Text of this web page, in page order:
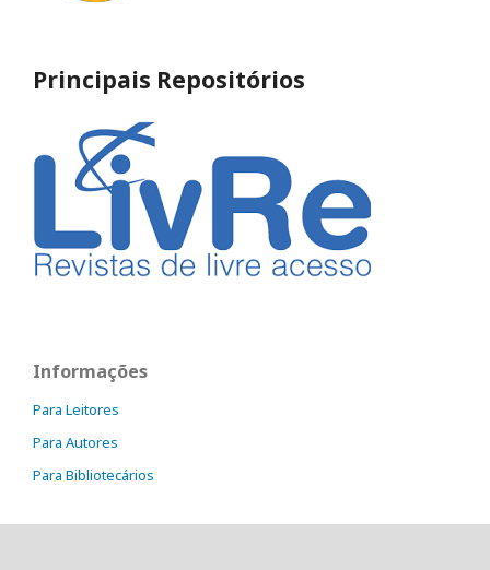
Principais Repositórios
Informações
Para Leitores
Para Autores
Para Bibliotecários